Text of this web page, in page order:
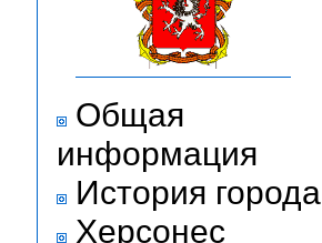
Общая
информация
История города
Херсонес